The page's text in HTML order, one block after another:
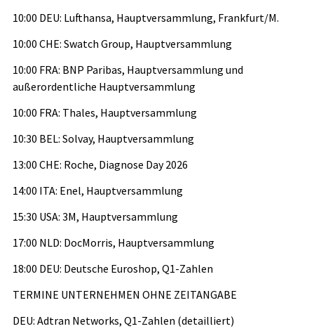
10:00 DEU: Lufthansa, Hauptversammlung, Frankfurt/M.
10:00 CHE: Swatch Group, Hauptversammlung
10:00 FRA: BNP Paribas, Hauptversammlung und
außerordentliche Hauptversammlung
10:00 FRA: Thales, Hauptversammlung
10:30 BEL: Solvay, Hauptversammlung
13:00 CHE: Roche, Diagnose Day 2026
14:00 ITA: Enel, Hauptversammlung
15:30 USA: 3M, Hauptversammlung
17:00 NLD: DocMorris, Hauptversammlung
18:00 DEU: Deutsche Euroshop, Q1-Zahlen
TERMINE UNTERNEHMEN OHNE ZEITANGABE
DEU: Adtran Networks, Q1-Zahlen (detailliert)